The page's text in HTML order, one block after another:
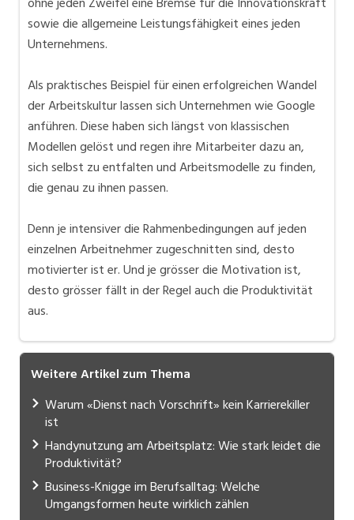
sowie die allgemeine Leistungsfähigkeit eines jeden
Unternehmens.
Als praktisches Beispiel für einen erfolgreichen Wandel
der Arbeitskultur lassen sich Unternehmen wie Google
anführen. Diese haben sich längst von klassischen
Modellen gelöst und regen ihre Mitarbeiter dazu an,
sich selbst zu entfalten und Arbeitsmodelle zu finden,
die genau zu ihnen passen.
Denn je intensiver die Rahmenbedingungen auf jeden
einzelnen Arbeitnehmer zugeschnitten sind, desto
motivierter ist er. Und je grösser die Motivation ist,
desto grösser fällt in der Regel auch die Produktivität
aus.
Weitere Artikel zum Thema
Warum «Dienst nach Vorschrift» kein Karrierekiller
ist
Handynutzung am Arbeitsplatz: Wie stark leidet die
Produktivität?
Business-Knigge im Berufsalltag: Welche
Umgangsformen heute wirklich zählen